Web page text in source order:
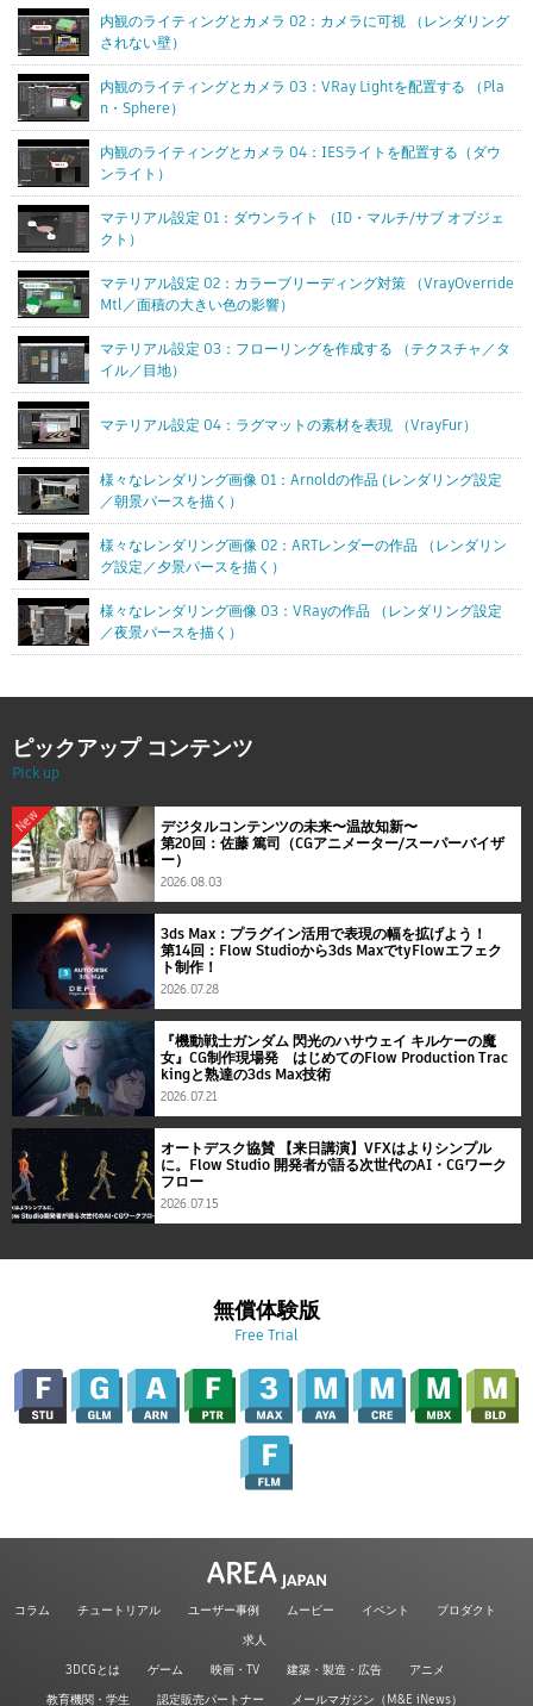
内観のライティングとカメラ 02：カメラに可視 （レンダリング
されない壁）
内観のライティングとカメラ 03：VRay Lightを配置する （Pla
n・Sphere）
内観のライティングとカメラ 04：IESライトを配置する（ダウ
ンライト）
マテリアル設定 01：ダウンライト （ID・マルチ/サブ オブジェ
クト）
マテリアル設定 02：カラーブリーディング対策 （VrayOverride
Mtl／面積の大きい色の影響）
マテリアル設定 03：フローリングを作成する （テクスチャ／タ
イル／目地）
マテリアル設定 04：ラグマットの素材を表現 （VrayFur）
様々なレンダリング画像 01：Arnoldの作品 (レンダリング設定
／朝景パースを描く）
様々なレンダリング画像 02：ARTレンダーの作品 （レンダリン
グ設定／夕景パースを描く）
様々なレンダリング画像 03：VRayの作品 （レンダリング設定
／夜景パースを描く）
ピックアップ コンテンツ
Pick up
New
デジタルコンテンツの未来〜温故知新〜
第20回：佐藤 篤司（CGアニメーター/スーパーバイザ
ー）
2026.08.03
3ds Max：プラグイン活用で表現の幅を拡げよう！
第14回：Flow Studioから3ds MaxでtyFlowエフェク
ト制作！
2026.07.28
『機動戦士ガンダム 閃光のハサウェイ キルケーの魔
女』CG制作現場発 はじめてのFlow Production Trac
kingと熟達の3ds Max技術
2026.07.21
オートデスク協賛 【来日講演】VFXはよりシンプル
に。Flow Studio 開発者が語る次世代のAI・CGワーク
フロー
2026.07.15
無償体験版
Free Trial
コラム チュートリアル ユーザー事例 ムービー イベント
プロダクト
求人
3DCGとは
ゲーム 映画・TV 建築・製造・広告
アニメ
教育機関・学生
認定販売パートナー メールマガジン（M&E iNews）